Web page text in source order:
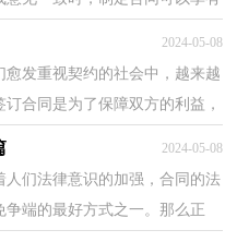
法的哦，以下是小...
2024-05-08
发重视契约的社会中，越来越
合同是为了保障双方的利益，
2024-05-08
人们法律意识的加强，合同的法
端的最好方式之一。那么正